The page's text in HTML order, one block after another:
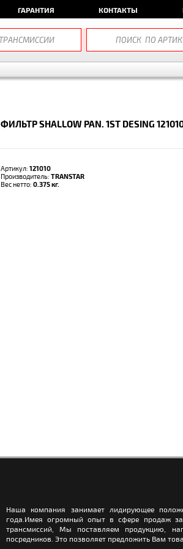
ГАРАНТИЯ КОНТАКТЫ
ФИЛЬТР SHALLOW PAN. 1ST DESING
Артикул: 121010
Производитель: TRANSTAR
Вес нетто: 0.375 кг.
Наша компания занимает лидирующее
года.Имея огромный опыт в сфере продаж
трансмиссий, Мы поставляем продукцию,
посредников. Это позволяет предложить Вам